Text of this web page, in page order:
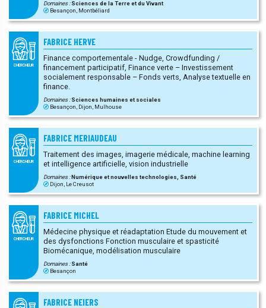
Domaines :Sciences de la Terre et du Vivant
Besançon, Montbéliard
CHERCHEUR
FABRICE HERVE
Finance comportementale - Nudge, Crowdfunding /
financement participatif, Finance verte – Investissement
socialement responsable – Fonds verts, Analyse textuelle en
finance.
Domaines :Sciences humaines et sociales
Besançon, Dijon, Mulhouse
CHERCHEUR
FABRICE MERIAUDEAU
Traitement des images, imagerie médicale, machine learning
et intelligence artificielle, vision industrielle
Domaines :Numérique et nouvelles technologies, Santé
Dijon, Le Creusot
CHERCHEUR
FABRICE MICHEL
Médecine physique et réadaptation Etude du mouvement et
des dysfonctions Fonction musculaire et spasticité
Biomécanique, modélisation musculaire
Domaines :Santé
Besançon
FABRICE NEIERS